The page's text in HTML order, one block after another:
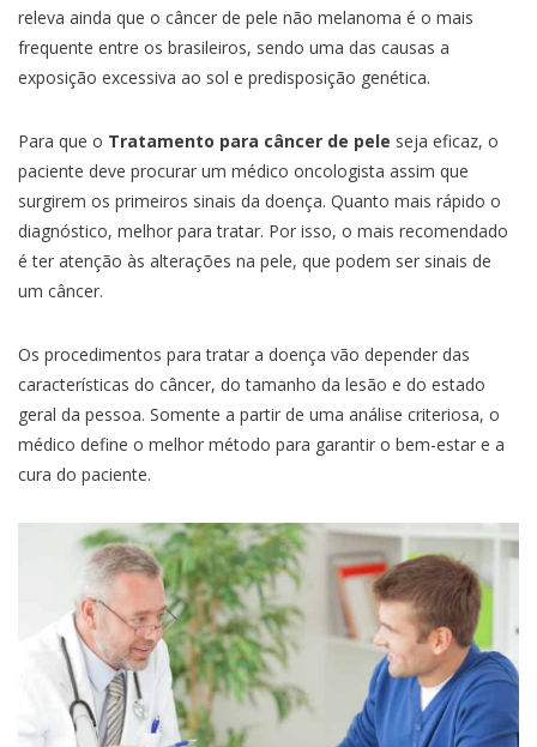
releva ainda que o câncer de pele não melanoma é o mais
frequente entre os brasileiros, sendo uma das causas a
exposição excessiva ao sol e predisposição genética.
Para que o Tratamento para câncer de pele seja eficaz, o
paciente deve procurar um médico oncologista assim que
surgirem os primeiros sinais da doença. Quanto mais rápido o
diagnóstico, melhor para tratar. Por isso, o mais recomendado
é ter atenção às alterações na pele, que podem ser sinais de
um câncer.
Os procedimentos para tratar a doença vão depender das
características do câncer, do tamanho da lesão e do estado
geral da pessoa. Somente a partir de uma análise criteriosa, o
médico define o melhor método para garantir o bem-estar e a
cura do paciente.